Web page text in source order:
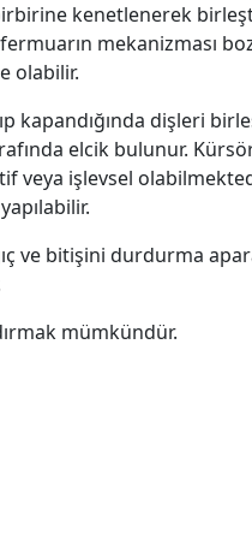
kenetlenerek
mekanizması
olabilir.
kapandığında dişleri
elcik bulunur.
işlevsel
ve bitişini durdurma
mümkündür.